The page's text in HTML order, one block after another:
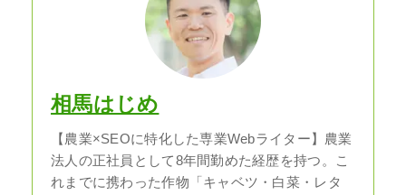
相馬はじめ
【農業×SEOに特化した専業Webライター】農業
法人の正社員として8年間勤めた経歴を持つ。こ
れまでに携わった作物「キャベツ・白菜・レタ